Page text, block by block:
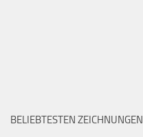
BELIEBTESTEN ZEICHNUNGEN